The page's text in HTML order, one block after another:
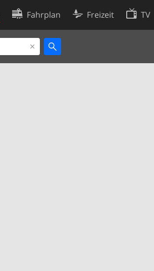
Fahrplan Freizeit TV
Cookie-Richtlinie
Cookie-Einstellungen